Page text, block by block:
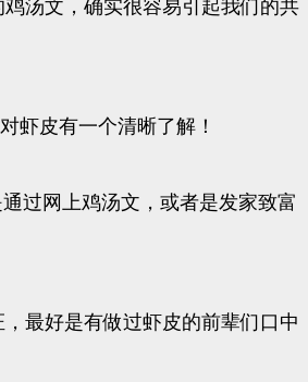
汤文，确实很容易引起我们的共
虾皮有一个清晰了解！
过网上鸡汤文，或者是发家致富
最好是有做过虾皮的前辈们口中